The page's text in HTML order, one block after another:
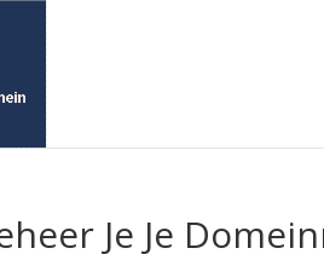
Je Je